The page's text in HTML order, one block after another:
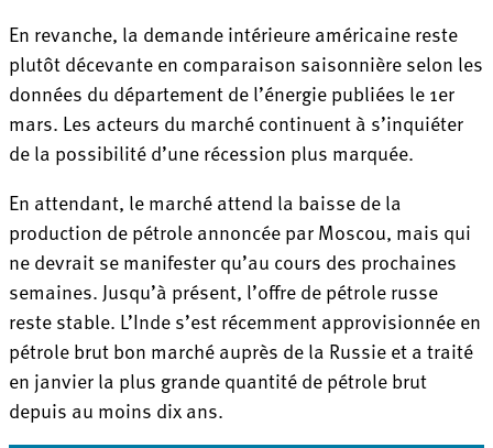
En revanche, la demande intérieure américaine reste
plutôt décevante en comparaison saisonnière selon les
données du département de l’énergie publiées le 1er
mars. Les acteurs du marché continuent à s’inquiéter
de la possibilité d’une récession plus marquée.
En attendant, le marché attend la baisse de la
production de pétrole annoncée par Moscou, mais qui
ne devrait se manifester qu’au cours des prochaines
semaines. Jusqu’à présent, l’offre de pétrole russe
reste stable. L’Inde s’est récemment approvisionnée en
pétrole brut bon marché auprès de la Russie et a traité
en janvier la plus grande quantité de pétrole brut
depuis au moins dix ans.